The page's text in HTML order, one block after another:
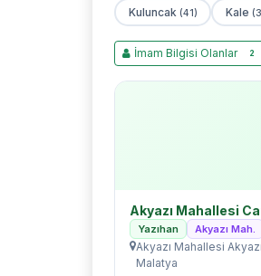
Kuluncak (41) Kale
İmam Bilgisi Olanlar 2
Akyazı Mahallesi
Yazıhan Akyazı Mah.
Akyazı Mahallesi
Malatya